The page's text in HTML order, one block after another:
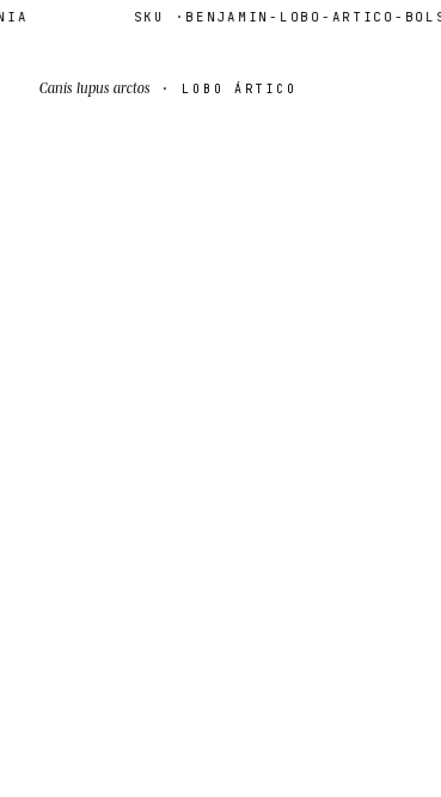
SKU · BENJAMIN-LOBO-ARTICO-BOLSA-
Canis lupus arctos · LOBO ÁRTICO